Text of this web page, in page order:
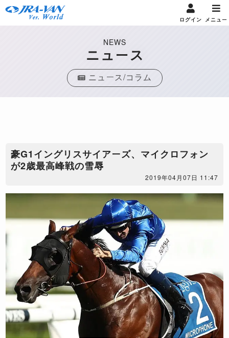
ログイン メニュー
NEWS
ニュース
ニュース/コラム
豪G1イングリスサイアーズ、マイクロフォン
が2歳最高峰戦の雪辱
2019年04月07日 11:47